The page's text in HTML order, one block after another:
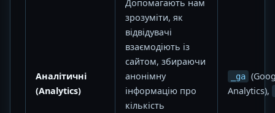
Аналітичні
(Analytics)
Допомагають нам
зрозуміти, як
відвідувачі
взаємодіють із
сайтом, збираючи
анонімну
інформацію про
кількість
_ga
Analytics),